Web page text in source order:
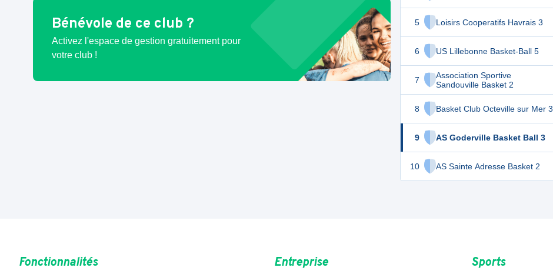
Bénévole de ce club ?
Activez l'espace de gestion gratuitement pour
votre club !
5 Loisirs Cooperatifs Havrais 3
6 US Lillebonne Basket-Ball 5
7
Association Sportive
Sandouville Basket 2
8 Basket Club Octeville sur Mer 3
9 AS Goderville Basket Ball 3
10 AS Sainte Adresse Basket 2
Fonctionnalités Entreprise Sports